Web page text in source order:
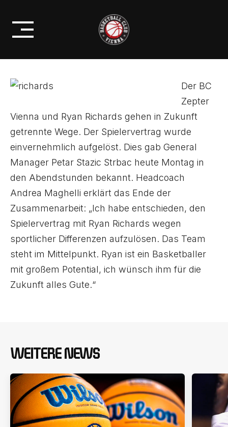
content
ZEPTER VIENNA GEHEN
GETRENNTE WEGE
Der BC
Zepter
Vienna und Ryan Richards gehen in Zukunft
getrennte Wege. Der Spielervertrag wurde
einvernehmlich aufgelöst. Dies gab General
Manager Petar Stazic Strbac heute Montag in
den Abendstunden bekannt. Headcoach
Andrea Maghelli erklärt das Ende der
Zusammenarbeit: „Ich habe entschieden, den
Spielervertrag mit Ryan Richards wegen
sportlicher Differenzen aufzulösen. Das Team
steht im Mittelpunkt. Ryan ist ein Basketballer
mit großem Potential, ich wünsch ihm für die
Zukunft alles Gute.“
WEITERE NEWS